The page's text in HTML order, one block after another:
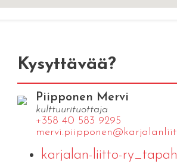
Kysyttävää?
Piipponen Mervi
kulttuurituottaja
+358 40 583 9295
karjalan-liitto-